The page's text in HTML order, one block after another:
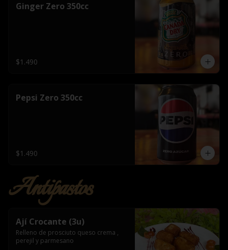
Ginger Zero 350cc
$1.490
Pepsi Zero 350cc
$1.490
Antipastos
Ají Crocante (3u)
Relleno de prosciuto queso crema ,
perejil y parmesano